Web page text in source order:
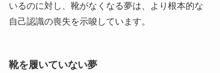
いるのに対し、靴がなくなる夢は、より根本的な
自己認識の喪失を示唆しています。
靴を履いていない夢